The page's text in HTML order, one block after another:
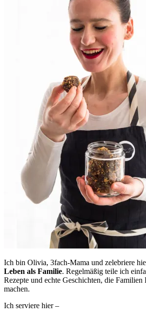
Ich bin Olivia, 3fach-Mama und zelebriere
Leben als Familie. Regelmäßig teile ich
Rezepte und echte Geschichten, die Familien
machen.
Ich serviere hier –